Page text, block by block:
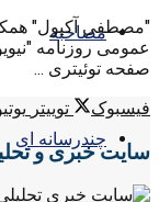
مصاحبه
چندرسانه ای
"مصطفی آکیول"
عمومی روزنامه
صفحه توئیتری ...
فیسبوک
توییتر
سایت خبری و